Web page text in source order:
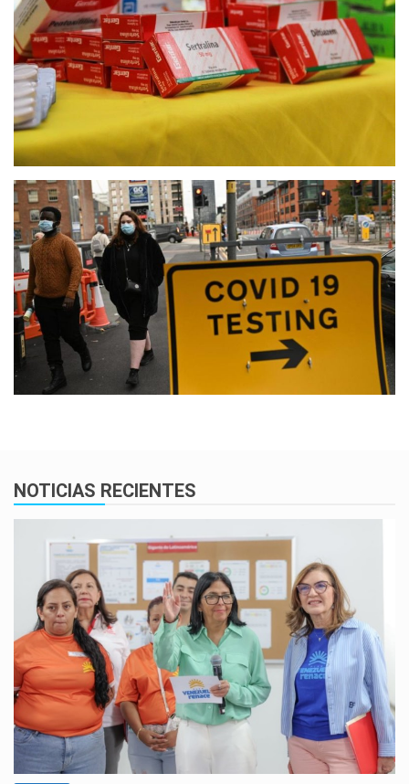
NOTICIAS RECIENTES